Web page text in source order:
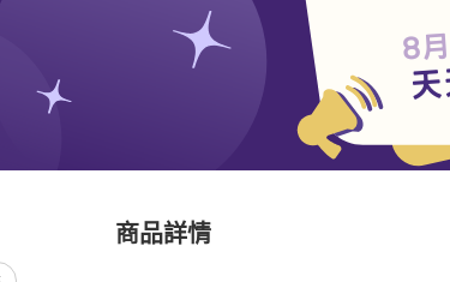
商品詳情